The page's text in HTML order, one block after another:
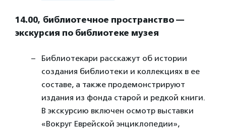
14.00, библиотечное пространство —
экскурсия по библиотеке музея
Библиотекари расскажут об истории
создания библиотеки и коллекциях в ее
составе, а также продемонстрируют
издания из фонда старой и редкой книги.
В экскурсию включен осмотр выставки
«Вокруг Еврейской энциклопедии»,